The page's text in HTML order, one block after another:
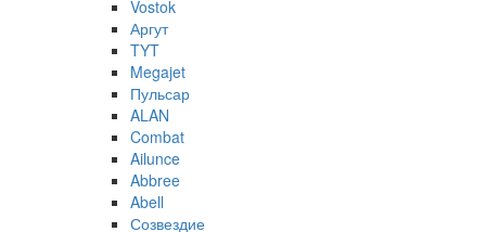
Vostok
Аргут
TYT
Megajet
Пульсар
ALAN
Combat
Ailunce
Abbree
Abell
Созвездие